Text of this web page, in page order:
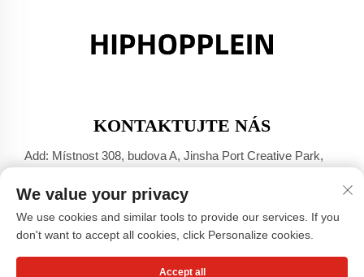
KONTAKTUJTE NÁS
Add: Místnost 308, budova A, Jinsha Port Creative Park,
Tel: +86-17304049586
E-mail:[email protected]
We value your privacy
We use cookies and similar tools to provide our services. If you
don't want to accept all cookies, click Personalize cookies.
Accept all